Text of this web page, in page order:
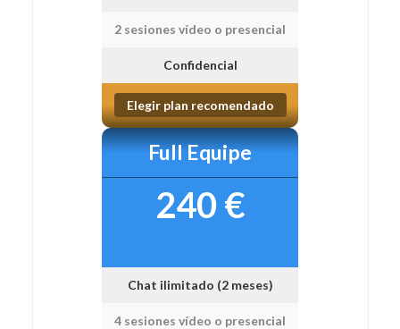
2 sesiones vídeo o presencial
Confidencial
Elegir plan recomendado
Full Equipe
240 €
Chat ilimitado (2 meses)
4 sesiones vídeo o presencial